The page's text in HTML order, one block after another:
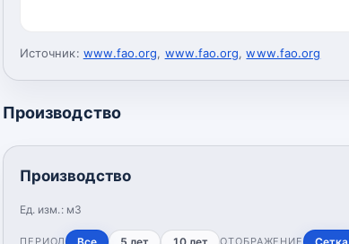
Источник: www.fao.org, www.fao.org,www.fao.org
Производство
Производство
Ед. изм.: м3
ПЕРИОД Все 5 лет 10 лет ОТОБРАЖЕНИЕ Сетка